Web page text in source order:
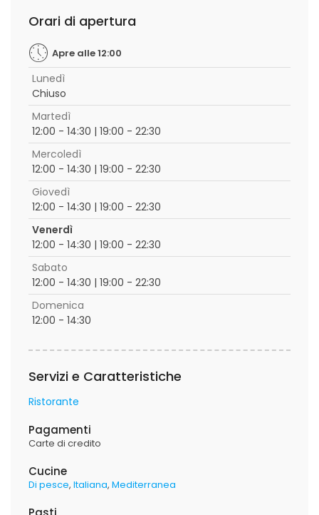
Orari di apertura
Apre alle 12:00
Lunedì
Chiuso
Martedì
12:00 - 14:30 | 19:00 - 22:30
Mercoledì
12:00 - 14:30 | 19:00 - 22:30
Giovedì
12:00 - 14:30 | 19:00 - 22:30
Venerdì
12:00 - 14:30 | 19:00 - 22:30
Sabato
12:00 - 14:30 | 19:00 - 22:30
Domenica
12:00 - 14:30
Servizi e Caratteristiche
Ristorante
Pagamenti
Carte di credito
Cucine
Di pesce Italiana Mediterranea